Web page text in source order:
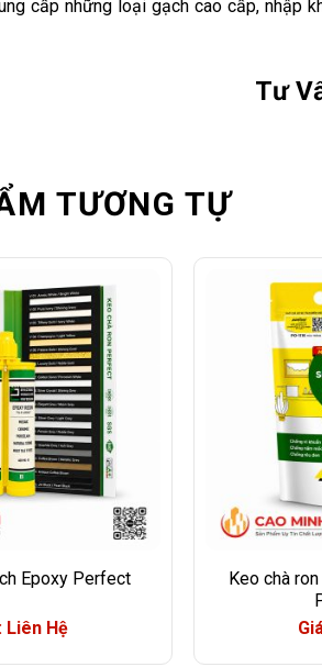
cấp những loại gạch cao cấp, nhập
Tư
TƯƠNG TỰ
Epoxy Perfect
Liên Hệ
Keo chà